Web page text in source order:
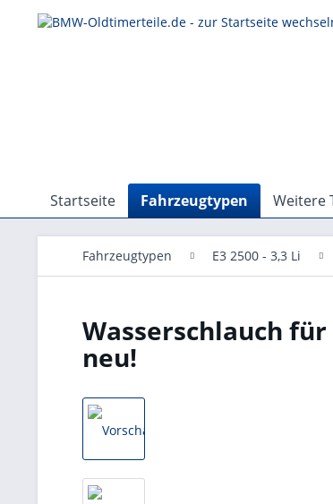
Startseite Fahrzeugtypen Weitere
Fahrzeugtypen E3 2500 - 3,3 Li
Wasserschlauch für
neu!